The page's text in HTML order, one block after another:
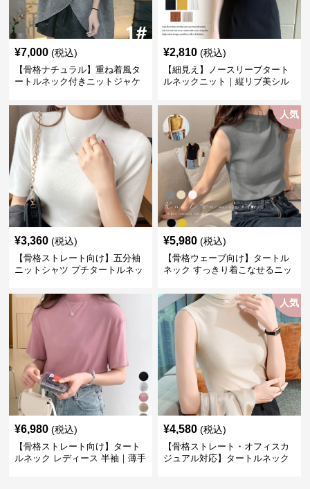
¥7,000 (税込)
【骨格ナチュラル】重ね着風タ
ートルネック付きニットジャケ
¥2,810 (税込)
【細見え】ノースリーブタート
ルネックニット｜縦リブ美シル
¥3,360 (税込)
【骨格ストレート向け】五分袖
ニットシャツ プチタートルネッ
人気
¥5,980 (税込)
【骨格ウェーブ向け】タートル
ネック すっきり着こなせるニッ
¥6,980 (税込)
【骨格ストレート向け】タート
ルネック レディース 半袖｜薄手
人気
¥4,580 (税込)
【骨格ストレート・オフィスカ
ジュアル対応】タートルネック